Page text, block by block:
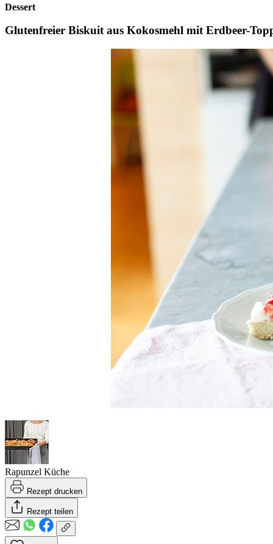
Dessert
Glutenfreier Biskuit aus Kokosmehl mit Erdbeer-
Rapunzel Küche
Rezept drucken
Rezept teilen